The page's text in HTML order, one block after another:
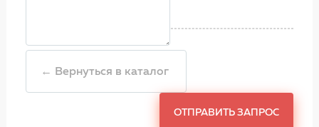
← Вернуться в каталог
ОТПРАВИТЬ ЗАПРОС